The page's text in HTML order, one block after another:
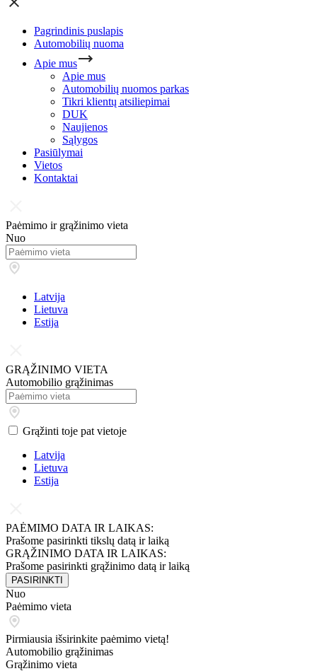
Pagrindinis puslapis
Automobilių nuoma
Apie mus
Apie mus
Automobilių nuomos parkas
Tikri klientų atsiliepimai
DUK
Naujienos
Sąlygos
Pasiūlymai
Vietos
Kontaktai
Paėmimo ir grąžinimo vieta
Nuo
Latvija
Lietuva
Estija
GRĄŽINIMO VIETA
Automobilio grąžinimas
Grąžinti toje pat vietoje
Latvija
Lietuva
Estija
PAĖMIMO DATA IR LAIKAS:
Prašome pasirinkti tikslų datą ir laiką
GRĄŽINIMO DATA IR LAIKAS:
Prašome pasirinkti grąžinimo datą ir laiką
PASIRINKTI
Nuo
Paėmimo vieta
Pirmiausia išsirinkite paėmimo vietą!
Automobilio grąžinimas
Grąžinimo vieta